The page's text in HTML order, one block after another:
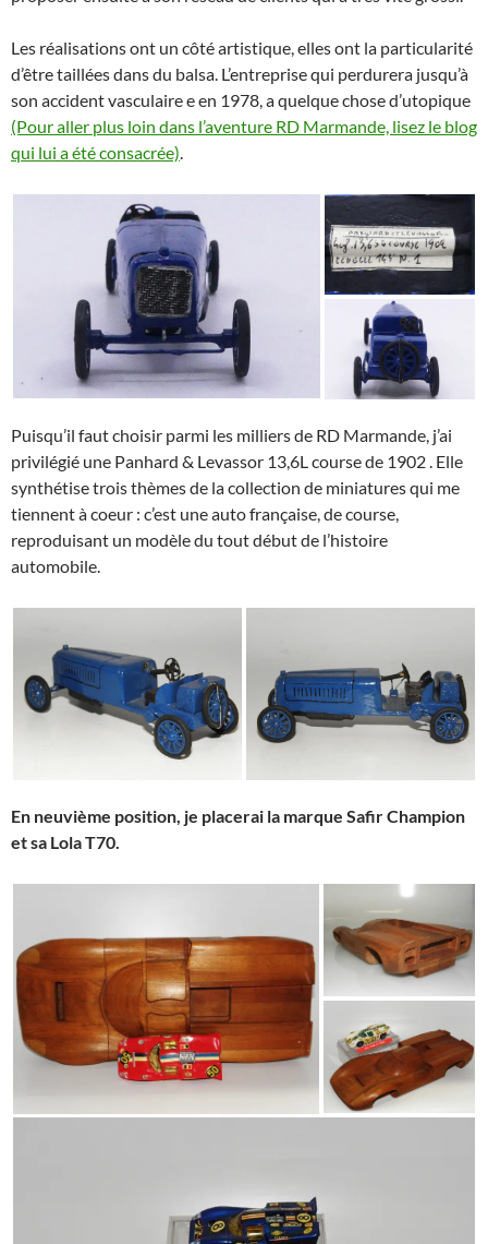
Les réalisations ont un côté artistique, elles ont la particularité
d’être taillées dans du balsa. L’entreprise qui perdurera jusqu’à
son accident vasculaire e en 1978, a quelque chose d’utopique
(Pour aller plus loin dans l’aventure RD Marmande, lisez le blog
qui lui a été consacrée)
Puisqu’il faut choisir parmi les milliers de RD Marmande, j’ai
privilégié une Panhard & Levassor 13,6L course de 1902 . Elle
synthétise trois thèmes de la collection de miniatures qui me
tiennent à coeur : c’est une auto française, de course,
reproduisant un modèle du tout début de l’histoire
automobile.
En neuvième position, je placerai la marque Safir Champion
et sa Lola T70.